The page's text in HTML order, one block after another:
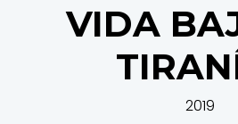
VIDA
2019